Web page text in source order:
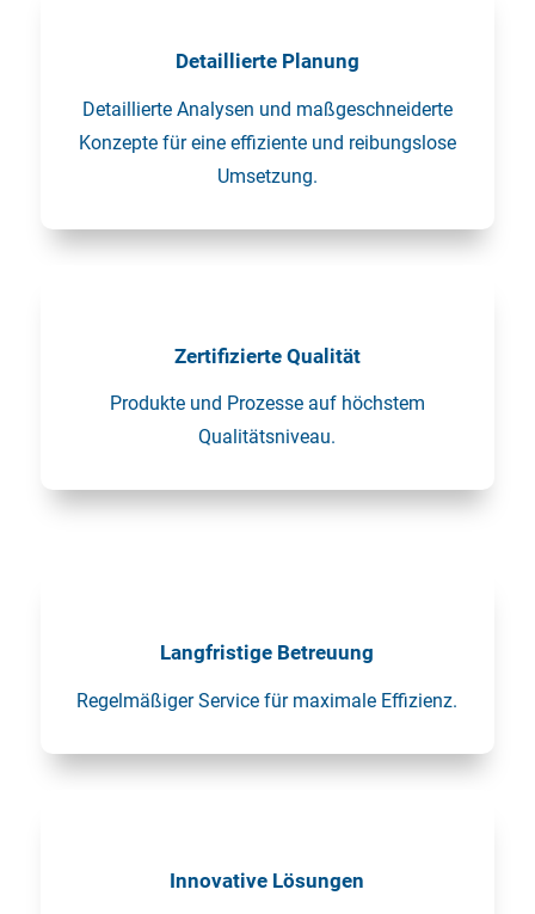
Detaillierte Planung
Detaillierte Analysen und maßgeschneiderte
Konzepte für eine effiziente und reibungslose
Umsetzung.
Zertifizierte Qualität
Produkte und Prozesse auf höchstem
Qualitätsniveau.
Langfristige Betreuung
Regelmäßiger Service für maximale Effizienz.
Innovative Lösungen